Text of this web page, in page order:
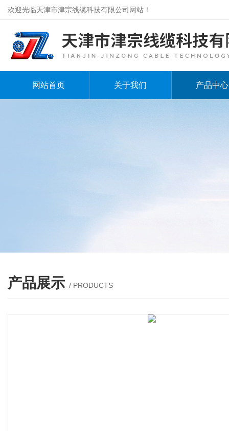
欢迎光临天津市津宗线缆科技有限公司网站！
网站首页 关于我们 产品中心
产品展示 / PRODUCTS